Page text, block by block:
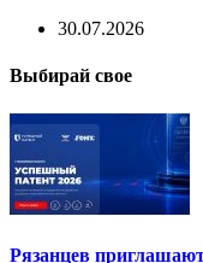
30.07.2026
Выбирай свое
Рязанцев